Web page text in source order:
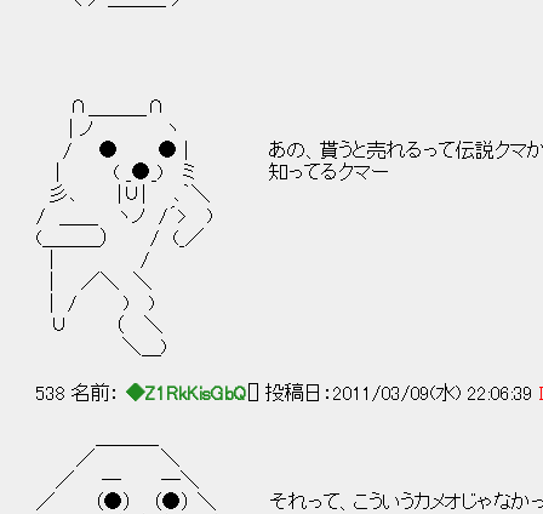
∩＿＿＿∩
| ノ ヽ
/ ● ● | あの、貰うと売れるって伝説クマ
| ( _●_) ミ 知ってるクマー
彡､ |∪| ､｀＼
/ ＿＿ ヽノ /´> )
(＿＿＿） / (_／
| /
| ／＼ ＼
| / ) )
∪ （ ＼
＼＿)
538 名前： ◆Z1RkKisGbQ [] 投稿日：2011/03/09(水) 22:06:39
／ ＼
／ ─ ─＼
／ （●） （●） ＼ それって、こういうカメオじゃなか